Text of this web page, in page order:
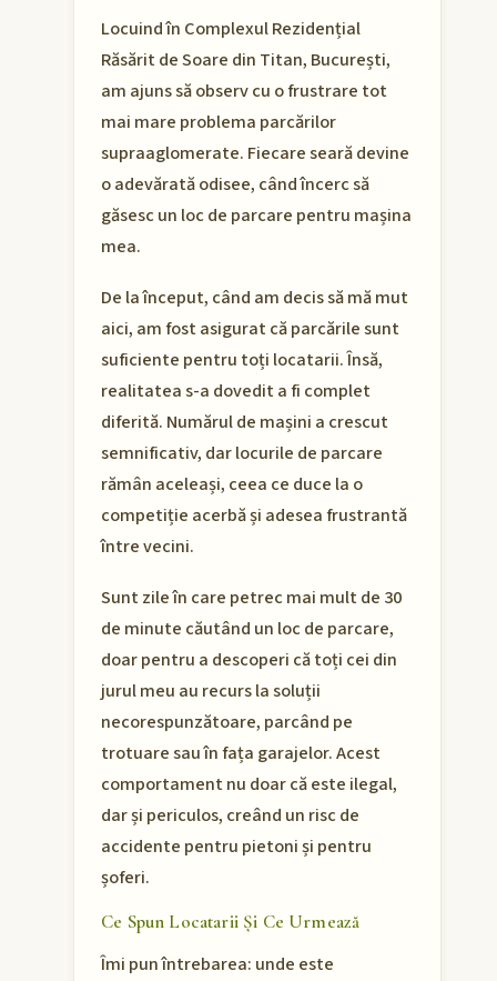
Locuind în Complexul Rezidențial
Răsărit de Soare din Titan, București,
am ajuns să observ cu o frustrare tot
mai mare problema parcărilor
supraaglomerate. Fiecare seară devine
o adevărată odisee, când încerc să
găsesc un loc de parcare pentru mașina
mea.
De la început, când am decis să mă mut
aici, am fost asigurat că parcările sunt
suficiente pentru toți locatarii. Însă,
realitatea s-a dovedit a fi complet
diferită. Numărul de mașini a crescut
semnificativ, dar locurile de parcare
rămân aceleași, ceea ce duce la o
competiție acerbă și adesea frustrantă
între vecini.
Sunt zile în care petrec mai mult de 30
de minute căutând un loc de parcare,
doar pentru a descoperi că toți cei din
jurul meu au recurs la soluții
necorespunzătoare, parcând pe
trotuare sau în fața garajelor. Acest
comportament nu doar că este ilegal,
dar și periculos, creând un risc de
accidente pentru pietoni și pentru
șoferi.
Ce Spun Locatarii Și Ce Urmează
Îmi pun întrebarea: unde este